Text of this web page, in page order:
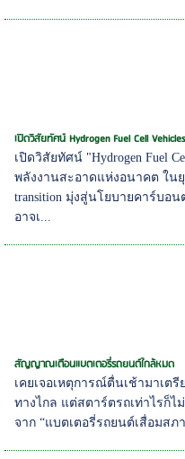
เปิดวิสัยทัศน์ Hydrogen Fuel Cell Vehicles
เปิดวิสัยทัศน์ "Hydrogen Fuel
พลังงานสะอาดแห่งอนาคต ใน
transition มุ่งสู่นโยบายคาร์บอ
อาจเ...
สัญญาณเตือนแบตเตอรี่รถยนต์ใกล้หมด
เคยเจอเหตุการณ์ตื่นเช้ามาเต
ทางไกล แต่สตาร์ตรถเท่าไรก็
จาก “แบตเตอรี่รถยนต์เสื่อมสภ